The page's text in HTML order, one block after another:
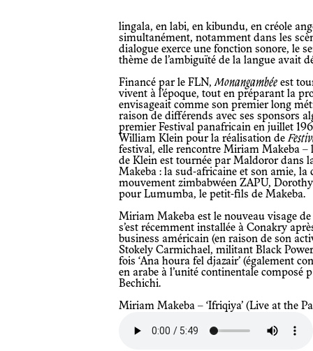
lingala, en labi, en kibundu, en créole angolais et en portugais – parfois
simultanément, notamment dans les
dialogue exerce une fonction sonore, le
thème de l’ambiguïté de la langue avait
Financé par le FLN,Monangambée est
vivent à l’époque, tout en préparant la
envisageait comme son premier long
raison de différends avec ses sponsors
premier Festival panafricain en juillet
William Klein pour la réalisation de
festival, elle rencontre Miriam Makeba –
de Klein est tournée par Maldoror dans
Makeba : la sud-africaine et son amie, la
mouvement zimbabwéen ZAPU,
pour Lumumba, le petit-fils de Makeba.
Miriam Makeba est le nouveau visage de la révolution culturelle guinéenne. Elle
s’est récemment installée à Conakry
business américain (en raison de son
Stokely Carmichael, militant Black
fois ‘Ana houra fel djazair’ (également
en arabe à l’unité continentale
Bechichi.
Miriam Makeba – ‘Ifriqiya’ (Live at the